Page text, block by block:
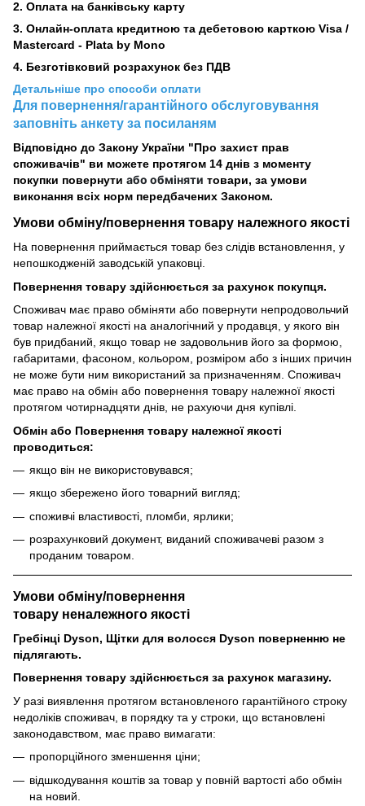
2. Оплата на банківську карту
3. Онлайн-оплата кредитною та дебетовою карткою Visa /
Mastercard - Plata by Mono
4. Безготівковий розрахунок без ПДВ
Детальніше про способи оплати
Для повернення/гарантійного обслуговування
заповніть анкету за посиланям
Відповідно до Закону України "Про захист прав
споживачів" ви можете протягом 14 днів з моменту
покупки повернути або обміняти товари, за умови
виконання всіх норм передбачених Законом.
Умови обміну/повернення товару належного якості
На повернення приймається товар без слідів встановлення, у
непошкодженій заводській упаковці.
Повернення товару здійснюється за рахунок покупця.
Споживач має право обміняти або повернути непродовольчий
товар належної якості на аналогічний у продавця, у якого він
був придбаний, якщо товар не задовольнив його за формою,
габаритами, фасоном, кольором, розміром або з інших причин
не може бути ним використаний за призначенням. Споживач
має право на обмін або повернення товару належної якості
протягом чотирнадцяти днів, не рахуючи дня купівлі.
Обмін або Повернення товару належної якості
проводиться:
якщо він не використовувався;
якщо збережено його товарний вигляд;
споживчі властивості, пломби, ярлики;
розрахунковий документ, виданий споживачеві разом з
проданим товаром.
Умови обміну/повернення
товару неналежного якості
Гребінці Dyson, Щітки для волосся Dyson поверненню не
підлягають.
Повернення товару здійснюється за рахунок магазину.
У разі виявлення протягом встановленого гарантійного строку
недоліків споживач, в порядку та у строки, що встановлені
законодавством, має право вимагати:
пропорційного зменшення ціни;
відшкодування коштів за товар у повній вартості або обмін
на новий.